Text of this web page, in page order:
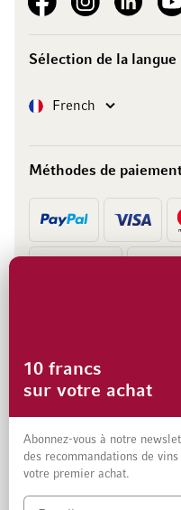
Sélection de la langue
LangueFrench
Méthodes de
10 francs
sur votre achat
Abonnez-vous à notre
des recommandations de
votre premier achat.